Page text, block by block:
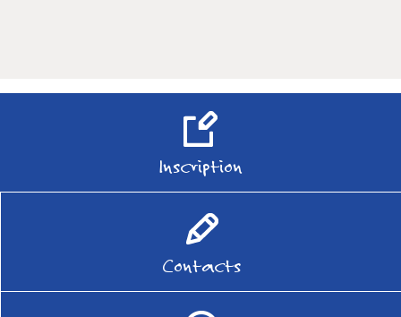
Inscription
Contacts